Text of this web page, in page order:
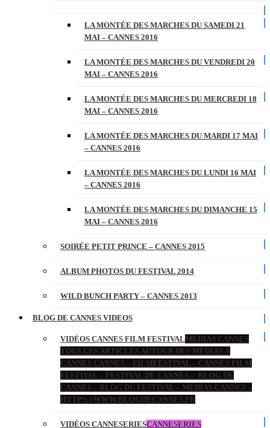
LA MONTÉE DES MARCHES DU SAMEDI 21
MAI – CANNES 2016
LA MONTÉE DES MARCHES DU VENDREDI 20
MAI – CANNES 2016
LA MONTÉE DES MARCHES DU MERCREDI 18
MAI – CANNES 2016
LA MONTÉE DES MARCHES DU MARDI 17 MAI
– CANNES 2016
LA MONTÉE DES MARCHES DU LUNDI 16 MAI
– CANNES 2016
LA MONTÉE DES MARCHES DU DIMANCHE 15
MAI – CANNES 2016
SOIRÉE PETIT PRINCE – CANNES 2015
ALBUM PHOTOS DU FESTIVAL 2014
WILD BUNCH PARTY – CANNES 2013
BLOG DE CANNES VIDEOS
VIDÉOS CANNES FILM FESTIVALMÉDIAS CANNES
TOUS LES ARTICLES AUTOUR DES MÉDIAS À
CANNES CANNES – FILMFESTIVAL – CANNES FILM
FESTIVAL – FESTIVAL DE CANNES – BLOG DE
CANNES – BLOG DU FESTIVAL – MEDIAS CANNES –
HTTPS://WWW.BLOGDECANNES.FR
VIDÉOS CANNESERIESCANNESERIES